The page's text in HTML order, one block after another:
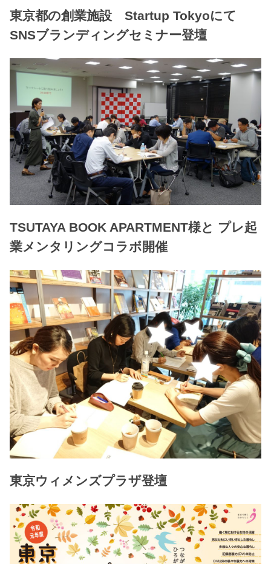
東京都の創業施設 Startup Tokyoにて
SNSブランディングセミナー登壇
TSUTAYA BOOK APARTMENT様と プレ起
業メンタリングコラボ開催
東京ウィメンズプラザ登壇